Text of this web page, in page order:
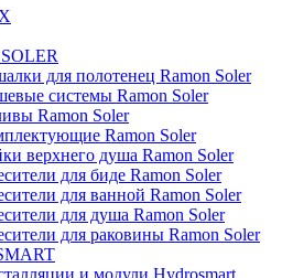
для полотенец Ramon Soler
системы Ramon Soler
Ramon Soler
Ramon Soler
верхнего душа Ramon Soler
для биде Ramon Soler
для ванной Ramon Soler
для душа Ramon Soler
для раковины Ramon Soler
и модули Hydrosmart